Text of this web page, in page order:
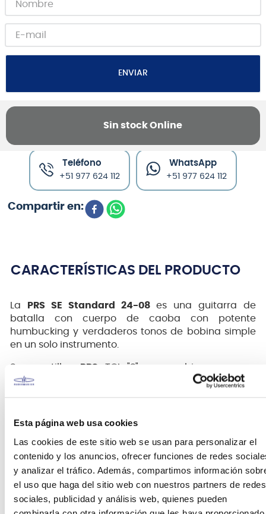
Esta página web usa cookies
Las cookies de este sitio web se usan para personalizar el
contenido y los anuncios, ofrecer funciones de redes
y analizar el tráfico. Además, compartimos información
el uso que haga del sitio web con nuestros partners de redes
sociales, publicidad y análisis web, quienes pueden
ENVIAR
Sin stock Online
Canales de venta y asesoría
Teléfono
+51 977 624 112
WhatsApp
+51 977 624 112
CARACTERÍSTICAS DEL PRODUCTO
La PRS SE Standard 24-08es una guitarra de
batalla con cuerpo de caoba con potente
humbucking y verdaderos tonos de bobina simple
en un solo instrumento.
Sus pastillas PRS TCI "S" se combinan con un
interruptor de palanca de 3 vías y dos interruptores
simples verdaderas para un total de ocho
pueden disfrutar de dos octavas completas
gracias al diapasón de palisandro de 24 trastes y
una escala de 25” de longitud y al mástil de arce
ancho y delgado, y el trémolo moldeado patentado
porPRS brinda a los instrumentistas mayor
flexibilidad y control sobre su forma de tocar.